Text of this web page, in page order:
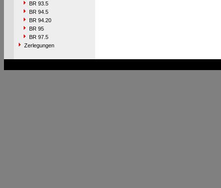
BR 93.5
BR 94.5
BR 94.20
BR 95
BR 97.5
Zerlegungen